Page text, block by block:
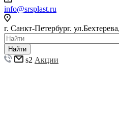
info@srsplast.ru
г. Санкт-Петербург.
Найти
s2 Акции